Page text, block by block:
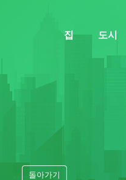
집 도시
돌아가기